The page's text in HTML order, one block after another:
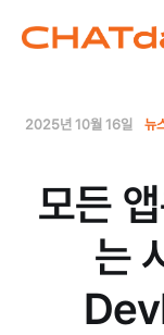
2025년 10월 16일 뉴
모든
는